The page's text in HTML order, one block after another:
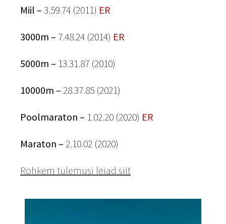
Miil – 3.59.74 (2011) ER
3000m – 7.48.24 (2014) ER
5000m – 13.31.87 (2010)
10000m – 28.37.85 (2021)
Poolmaraton – 1.02.20 (2020) ER
Maraton – 2.10.02 (2020)
Rohkem tulemusi leiad siit